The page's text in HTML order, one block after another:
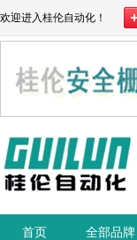
欢迎进入桂伦自动化！
首页 全部品牌